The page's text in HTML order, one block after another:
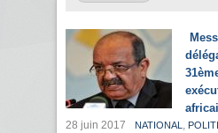
28 juin 2017 NATIONAL ,